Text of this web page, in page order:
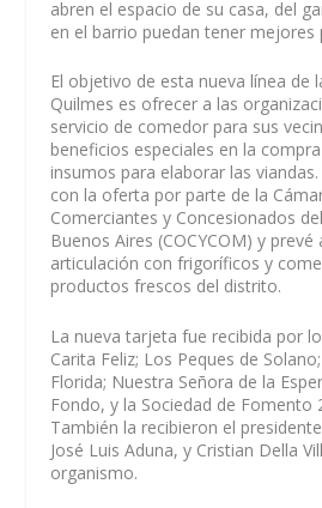
abren el espacio de su casa, del
en el barrio puedan tener mejores
El objetivo de esta nueva línea de
Quilmes es ofrecer a las
servicio de comedor para sus
beneficios especiales en la
insumos para elaborar las
con la oferta por parte de la
Comerciantes y Concesionados
Buenos Aires (COCYCOM) y prevé
articulación con frigoríficos y
productos frescos del distrito.
La nueva tarjeta fue recibida por
Carita Feliz; Los Peques de
Florida; Nuestra Señora de la
Fondo, y la Sociedad de Fomento
También la recibieron el
José Luis Aduna, y Cristian Della
organismo.